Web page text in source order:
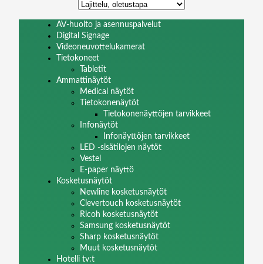
AV-huolto ja asennuspalvelut
Digital Signage
Videoneuvottelukamerat
Tietokoneet
Tabletit
Ammattinäytöt
Medical näytöt
Tietokonenäytöt
Tietokonenäyttöjen tarvikkeet
Infonäytöt
Infonäyttöjen tarvikkeet
LED -sisätilojen näytöt
Vestel
E-paper näyttö
Kosketusnäytöt
Newline kosketusnäytöt
Clevertouch kosketusnäytöt
Ricoh kosketusnäytöt
Samsung kosketusnäytöt
Sharp kosketusnäytöt
Muut kosketusnäytöt
Hotelli tv:t